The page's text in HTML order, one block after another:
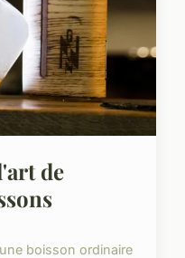
de
boisson ordinaire